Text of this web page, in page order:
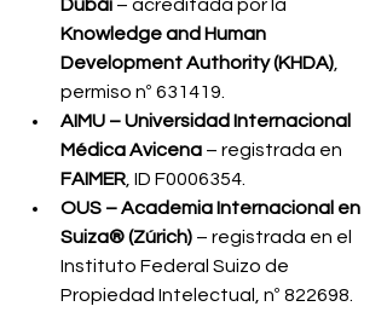
Dubái – acreditada por la
Knowledge and Human
Development Authority (KHDA)
permiso nº 631419.
AIMU – Universidad Internacional
Médica Avicena – registrada en
FAIMER , ID F0006354.
OUS – Academia Internacional en
Suiza® (Zúrich) – registrada en el
Instituto Federal Suizo de
Propiedad Intelectual, nº 822698.